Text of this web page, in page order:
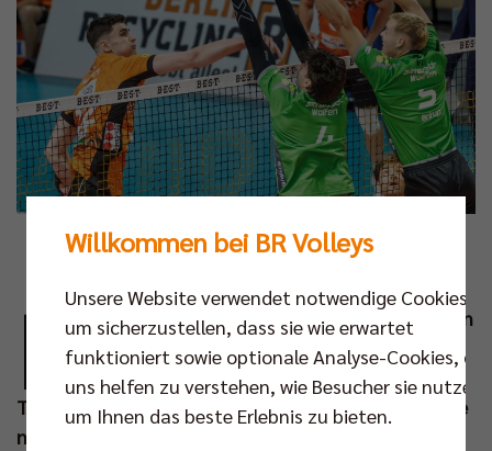
Foto: Andreas Gora
N
ach dem Champions-League-Kracher gegen
PGE Projekt Warschau am vergangenen
Mittwoch (1:3) steht für das BR Volleys
Team am Samstag
(01. Feb um 18.00 Uhr)
bereits die
nächste Begegnung auf dem Spielplan. In der
Willkommen bei BR Volleys
Unsere Website verwendet notwendige Cookies,
um sicherzustellen, dass sie wie erwartet
funktioniert sowie optionale Analyse-Cookies, die
uns helfen zu verstehen, wie Besucher sie nutzen,
um Ihnen das beste Erlebnis zu bieten.